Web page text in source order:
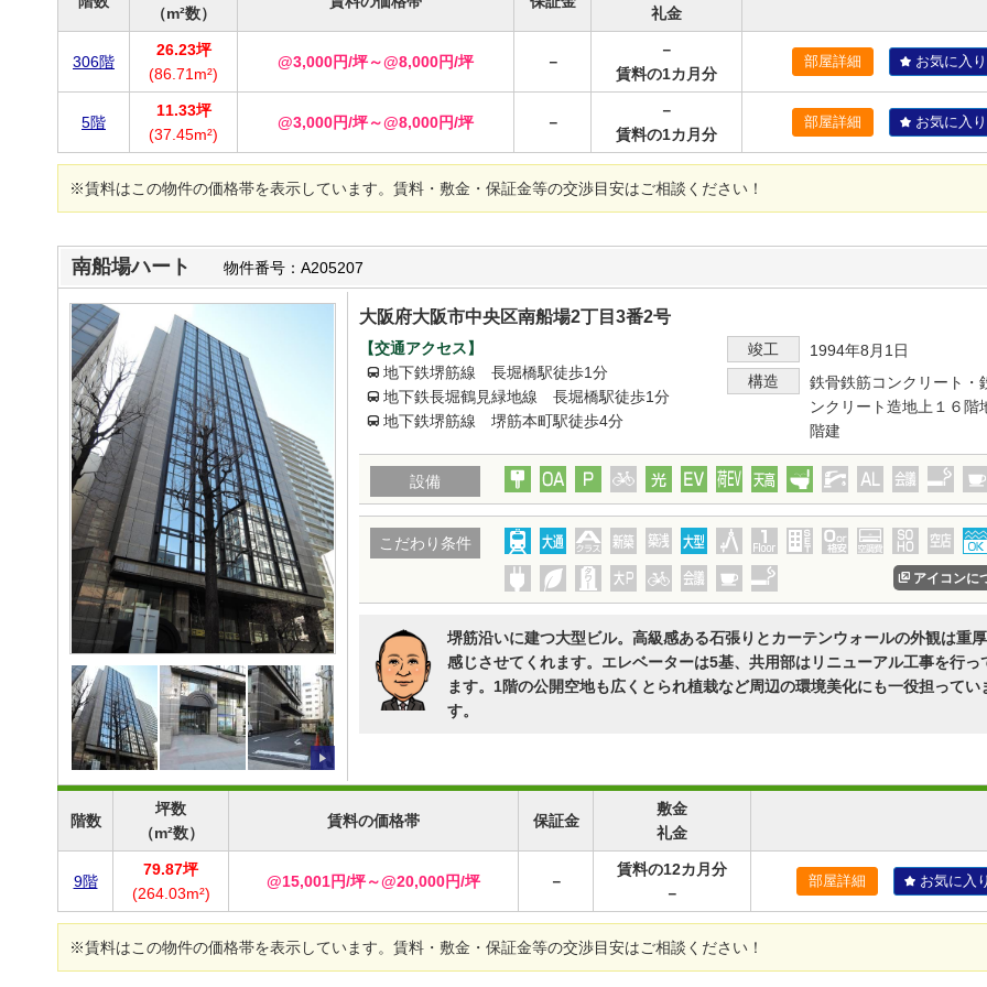
（m²数）
礼金
306階
26.23坪
(86.71m²)
@3,000円/坪～@8,000円/坪 －
－
賃料の1カ月分
部屋詳細 お気に入り
5階
11.33坪
(37.45m²)
@3,000円/坪～@8,000円/坪 －
－
賃料の1カ月分
部屋詳細 お気に入り
※賃料はこの物件の価格帯を表示しています。賃料・敷金・保証金等の交渉目安はご相談ください！
南船場ハート 物件番号：A205207
大阪府大阪市中央区南船場2丁目3番2号
【交通アクセス】
地下鉄堺筋線 長堀橋駅徒歩1分
地下鉄長堀鶴見緑地線 長堀橋駅徒歩1分
地下鉄堺筋線 堺筋本町駅徒歩4分
竣工
1994年8月1日
構造
鉄骨鉄筋コンクリート・
ンクリート造地上１６階
階建
設備
こだわり条件
アイコンに
堺筋沿いに建つ大型ビル。高級感ある石張りとカーテンウォールの外観は重
感じさせてくれます。エレベーターは5基、共用部はリニューアル工事を行っ
ます。1階の公開空地も広くとられ植栽など周辺の環境美化にも一役担ってい
す。
階数
坪数
（m²数）
賃料の価格帯 保証金
敷金
礼金
9階
79.87坪
(264.03m²)
@15,001円/坪～@20,000円/坪 －
賃料の12カ月分
－
部屋詳細 お気に入り
※賃料はこの物件の価格帯を表示しています。賃料・敷金・保証金等の交渉目安はご相談ください！